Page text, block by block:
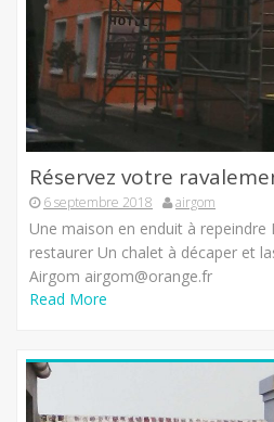
Réservez votre
6 septembre 2018 airgom
Une maison en enduit à repeindre
restaurer Un chalet à décaper et
Airgom airgom@orange.fr
Read More